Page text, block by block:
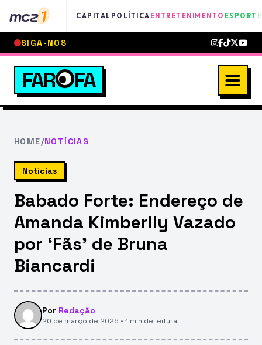
mcz1 CAPITAL POLÍTICA ENTRETENIMENTO
SIGA-NOS
FAR FA
HOME/NOTÍCIAS
Notícias
Babado Forte: Endereço de
Amanda Kimberlly Vazado
por ‘Fãs’ de Bruna
Biancardi
Por Redação
20 de março de 2026 • 1 min de leitura